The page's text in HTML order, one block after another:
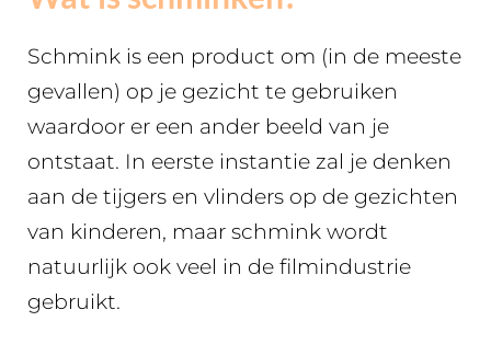
Schmink is een product om (in de meeste
gevallen) op je gezicht te gebruiken
waardoor er een ander beeld van je
ontstaat. In eerste instantie zal je denken
aan de tijgers en vlinders op de gezichten
van kinderen, maar schmink wordt
natuurlijk ook veel in de filmindustrie
gebruikt.